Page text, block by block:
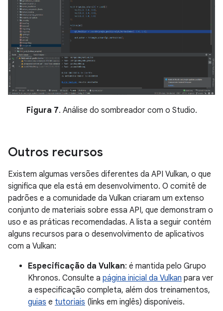
Figura 7. Análise do sombreador com o Studio.
Outros recursos
Existem algumas versões diferentes da API Vulkan, o que
significa que ela está em desenvolvimento. O comitê de
padrões e a comunidade da Vulkan criaram um extenso
conjunto de materiais sobre essa API, que demonstram o
uso e as práticas recomendadas. A lista a seguir contém
alguns recursos para o desenvolvimento de aplicativos
com a Vulkan:
Especificação da Vulkan: é mantida pelo Grupo
Khronos. Consulte a página inicial da Vulkan para ver
a especificação completa, além dos treinamentos,
guias e tutoriais (links em inglês) disponíveis.